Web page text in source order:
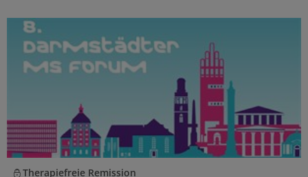
Therapiefreie Remission